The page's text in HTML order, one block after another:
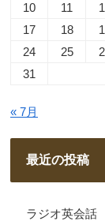
10
11
17
18
24
25
31
« 7月
最近の投稿
ラジオ英会話